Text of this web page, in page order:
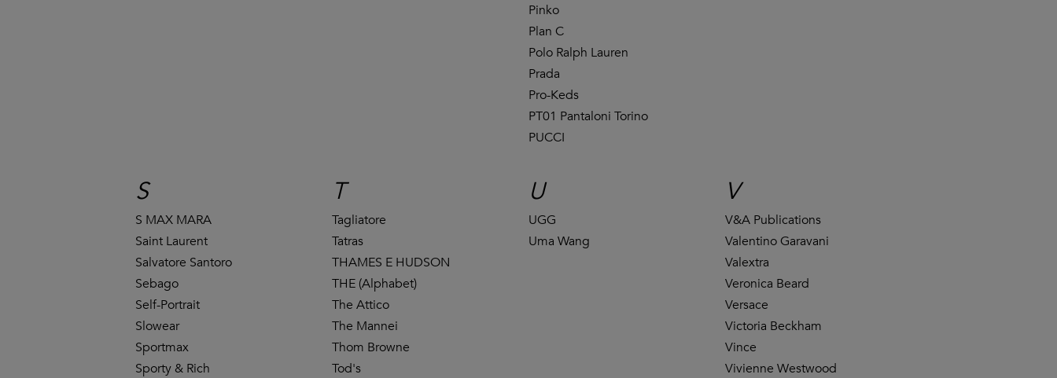
Pinko
Plan C
Polo Ralph Lauren
Prada
Pro-Keds
PT01 Pantaloni Torino
PUCCI
S
S MAX MARA
Saint Laurent
Salvatore Santoro
Sebago
Self-Portrait
Slowear
Sportmax
Sporty & Rich
T
Tagliatore
Tatras
THAMES E HUDSON
THE (Alphabet)
The Attico
The Mannei
Thom Browne
Tod's
U
UGG
Uma Wang
V
V&A Publications
Valentino Garavani
Valextra
Veronica Beard
Versace
Victoria Beckham
Vince
Vivienne Westwood